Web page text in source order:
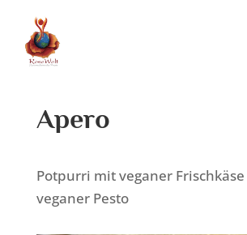
Apero
Potpurri mit veganer
veganer Pesto